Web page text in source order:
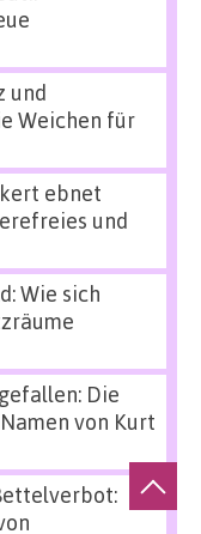
und
Weichen für
ebnet
und
Wie sich
Die
von Kurt